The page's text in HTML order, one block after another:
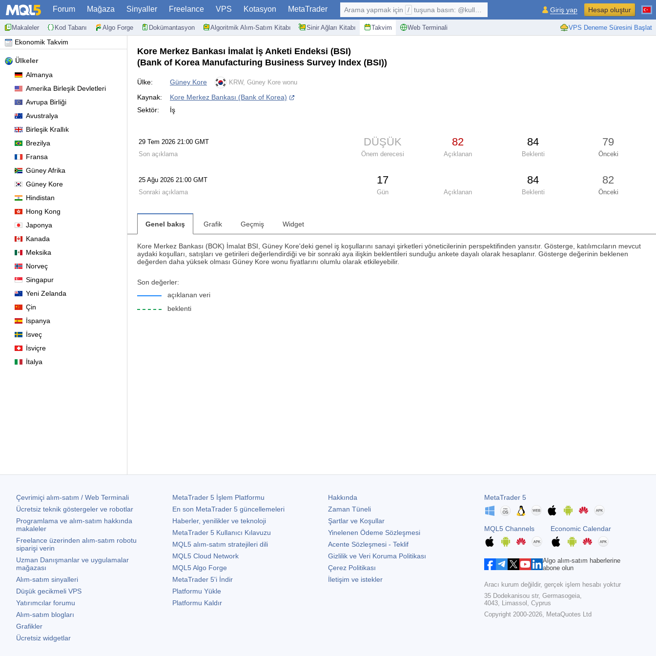
Forum Mağaza Sinyaller Freelance VPS Kotasyon MetaTrader
Makaleler Kod Tabanı Algo Forge Dokümantasyon Algoritmik Alım-Satım Kitabı Sinir Ağları Kitabı Takvim Web Terminali VPS Deneme Süresini Başlat
Arama yapmak için / tuşuna basın: @kullanıcı, $sembol, ... Giriş yap Hesap oluştur
Ekonomik Takvim
Ülkeler
Almanya
Amerika Birleşik Devletleri
Avrupa Birliği
Avustralya
Birleşik Krallık
Brezilya
Fransa
Güney Afrika
Güney Kore
Hindistan
Hong Kong
Japonya
Kanada
Meksika
Norveç
Singapur
Yeni Zelanda
Çin
İspanya
İsveç
İsviçre
İtalya
Kore Merkez Bankası İmalat İş Anketi Endeksi (BSI)
(Bank of Korea Manufacturing Business Survey Index (BSI))
Ülke: Güney Kore KRW, Güney Kore wonu
Kaynak:
Kore Merkez Bankası (Bank of Korea)
Sektör:
İş
29 Tem 2026 21:00 GMT DÜŞÜK 82 84 79
Son açıklama Önem derecesi Açıklanan Beklenti Önceki
25 Ağu 2026 21:00 GMT 17 84 82
Sonraki açıklama Gün Açıklanan Beklenti Önceki
Genel bakış Grafik Geçmiş Widget
Kore Merkez Bankası (BOK) İmalat BSI, Güney Kore'deki genel iş koşullarını sanayi şirketleri yöneticilerinin perspektifinden yansıtır. Gösterge, katılımcıların mevcut
aydaki koşulları, satışları ve getirileri değerlendirdiği ve bir sonraki aya ilişkin beklentileri sunduğu ankete dayalı olarak hesaplanır. Gösterge değerinin beklenen
değerden daha yüksek olması Güney Kore wonu fiyatlarını olumlu olarak etkileyebilir.
Son değerler:
açıklanan veri
beklenti
Çevrimiçi alım-satım / Web Terminali
Ücretsiz teknik göstergeler ve robotlar
Programlama ve alım-satım hakkında
makaleler
Freelance üzerinden alım-satım robotu
siparişi verin
Uzman Danışmanlar ve uygulamalar
mağazası
Alım-satım sinyalleri
Düşük gecikmeli VPS
Yatırımcılar forumu
Alım-satım blogları
Grafikler
Ücretsiz widgetlar
MetaTrader 5İşlem Platformu
En son MetaTrader 5güncellemeleri
Haberler, yenilikler ve teknoloji
MetaTrader 5Kullanıcı Kılavuzu
MQL5 alım-satım stratejileri dili
MQL5 Cloud Network
MQL5 Algo Forge
MetaTrader 5'i İndir
Platformu Yükle
Platformu Kaldır
Hakkında
Zaman Tüneli
Şartlar ve Koşullar
Yinelenen Ödeme Sözleşmesi
Acente Sözleşmesi - Teklif
Gizlilik ve Veri Koruma Politikası
Çerez Politikası
İletişim ve istekler
MetaTrader 5
MQL5 Channels Economic Calendar
Algo alım-satım haberlerine
abone olun
Aracı kurum değildir, gerçek işlem hesabı yoktur
35 Dodekanisou str, Germasogeia,
4043, Limassol, Cyprus
Copyright 2000-2026, MetaQuotes Ltd